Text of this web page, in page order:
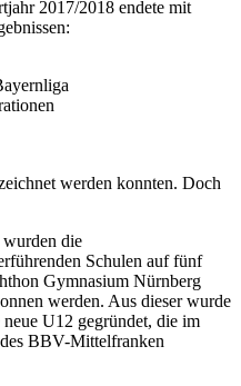
2017/2018 endete mit
werden konnten. Doch
wurden die
Schulen auf fünf
Gymnasium Nürnberg
werden. Aus dieser wurde
neue U12 gegründet, die im
BBV-Mittelfranken